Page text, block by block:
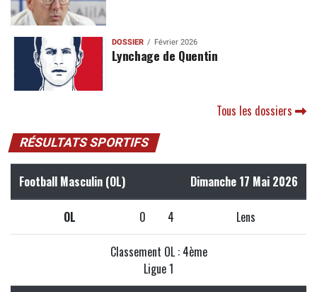
DOSSIER Février 2026
Lynchage de Quentin
Tous les dossiers
RÉSULTATS SPORTIFS
Football Masculin (OL) Dimanche 17 Mai 2026
OL 0 4 Lens
Classement OL : 4ème
Ligue 1